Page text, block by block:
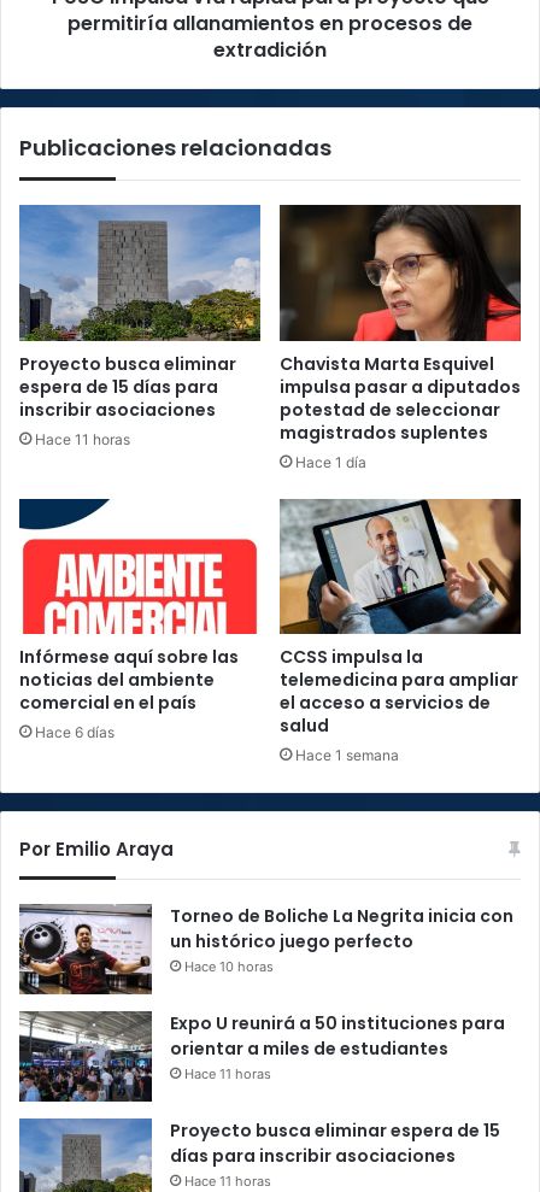
procesospermitiría allanamientos en procesos de
extradición
Publicaciones relacionadas
Proyecto busca eliminar
espera de 15 días para
inscribir asociaciones
Hace 11 horas
Chavista Marta Esquivel
impulsa pasar a diputados
potestad de seleccionar
magistrados suplentes
Hace 1 día
Infórmese aquí sobre las
noticias del ambiente
comercial en el país
Hace 6 días
CCSS impulsa la
telemedicina para ampliar
el acceso a servicios de
salud
Hace 1 semana
Por Emilio Araya
Torneo de Boliche La Negrita inicia con
un histórico juego perfecto
Hace 10 horas
Expo U reunirá a 50 instituciones para
orientar a miles de estudiantes
Hace 11 horas
Proyecto busca eliminar espera de 15
días para inscribir asociaciones
Hace 11 horas